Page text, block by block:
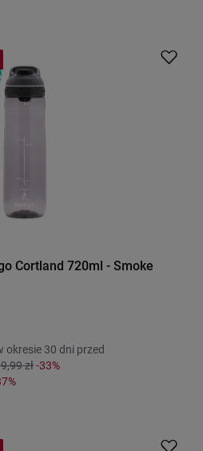
Cortland 720ml - Smoke
okresie 30 dni przed
zł-33%